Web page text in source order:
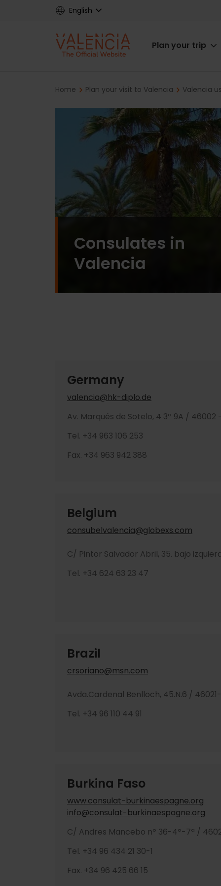
English
Main
Plan your trip
Breadcrumb
Home Plan your visit to Valencia Valencia
Consulates in
Valencia
Germany
valencia@hk-diplo.de
Av. Marqués de Sotelo, 4 3º 9A / 46002
Tel. +34 963 106 253
Fax. +34 963 942 388
Belgium
consubelvalencia@globexs.com
C/ Pintor Salvador Abril, 35. bajo
Tel. +34 624 63 23 47
Brazil
crsoriano@msn.com
Avda.Cardenal Benlloch, 45.N.6 /
Tel. +34 96 110 44 91
Burkina Faso
www.consulat-burkinaespagne.org
info@consulat-burkinaespagne.org
C/ Andres Mancebo nº 36-4º-7ª /
Tel. +34 96 434 21 30-1
Fax. +34 96 425 66 15